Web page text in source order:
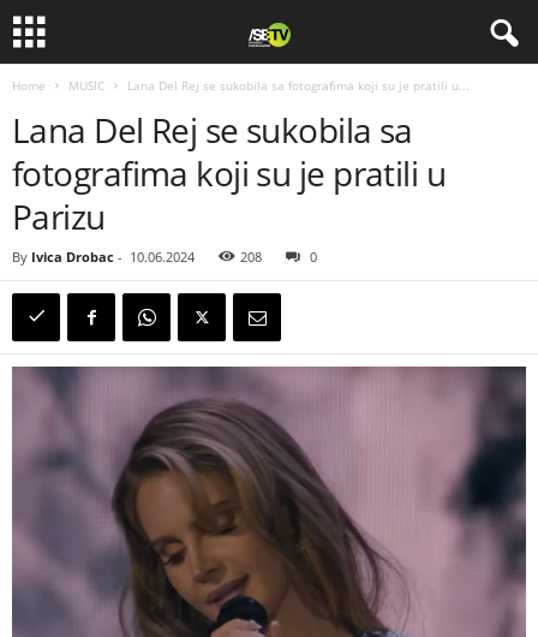
Home MUSIC Lana Del Rej se sukobila sa fotografima koji su je pratili u...
Lana Del Rej se sukobila sa
fotografima koji su je pratili u
Parizu
By Ivica Drobac - 10.06.2024 208 0